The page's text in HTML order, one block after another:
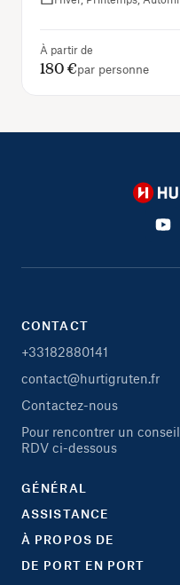
À partir de
180 €par personne
CONTACT
+33182880141
contact@hurtigruten.fr
Contactez-nous
Pour rencontrer un
RDV ci-dessous
GÉNÉRAL
ASSISTANCE
À PROPOS DE
DE PORT EN PORT